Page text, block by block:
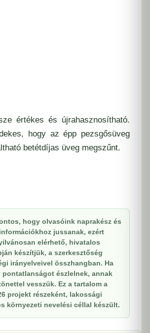
értékes és újrahasznosítható.
hogy az épp pezsgősüveg
betétdíjas üveg megszűnt.
hogy olvasóink naprakész és
jussanak, ezért
elérhető, hivatalos
készítjük, a szerkesztőség
irányelveivel összhangban. Ha
pontatlanságot észlelnek, annak
vesszük. Ez a tartalom a
projekt részeként, lakossági
környezeti nevelési céllal készült.